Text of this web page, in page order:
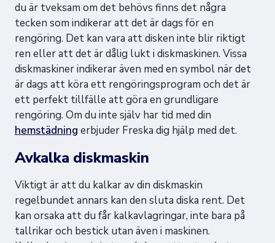
du är tveksam om det behövs finns det några
tecken som indikerar att det är dags för en
rengöring. Det kan vara att disken inte blir riktigt
ren eller att det är dålig lukt i diskmaskinen. Vissa
diskmaskiner indikerar även med en symbol när det
är dags att köra ett rengöringsprogram och det är
ett perfekt tillfälle att göra en grundligare
rengöring. Om du inte själv har tid med din
hemstädning erbjuder Freska dig hjälp med det.
Avkalka diskmaskin
Viktigt är att du kalkar av din diskmaskin
regelbundet annars kan den sluta diska rent. Det
kan orsaka att du får kalkavlagringar, inte bara på
tallrikar och bestick utan även i maskinen.